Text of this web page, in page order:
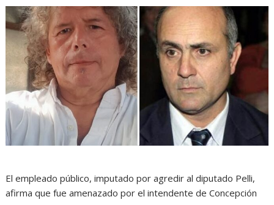
El empleado público, imputado por agredir al diputado Pelli,
afirma que fue amenazado por el intendente de Concepción